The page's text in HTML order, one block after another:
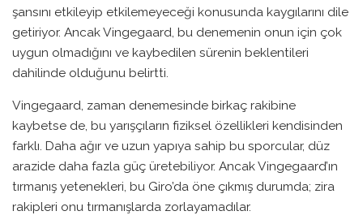
şansını etkileyip etkilemeyeceği konusunda kaygılarını dile
getiriyor. Ancak Vingegaard, bu denemenin onun için çok
uygun olmadığını ve kaybedilen sürenin beklentileri
dahilinde olduğunu belirtti.
Vingegaard, zaman denemesinde birkaç rakibine
kaybetse de, bu yarışçıların fiziksel özellikleri kendisinden
farklı. Daha ağır ve uzun yapıya sahip bu sporcular, düz
arazide daha fazla güç üretebiliyor. Ancak Vingegaard’ın
tırmanış yetenekleri, bu Giro’da öne çıkmış durumda; zira
rakipleri onu tırmanışlarda zorlayamadılar.